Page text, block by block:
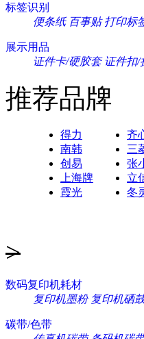
标签识别
便条纸 百事贴 打印标
展示用品
证件卡/硬胶套 证件扣/
推荐品牌
得力 齐
南韩
三
创易
张
上海牌
立
霞光
冬
>
数码复印机耗材
复印机墨粉 复印机硒
碳带/色带